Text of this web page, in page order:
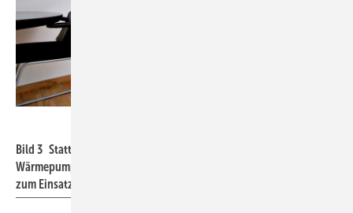
Bild 3 Statt klassischer Heizkörper kommen bei Luft/Luft-
Wärmepumpen Wandgeräte, Truhengeräte oder Deckenkassetten
zum Einsatz.